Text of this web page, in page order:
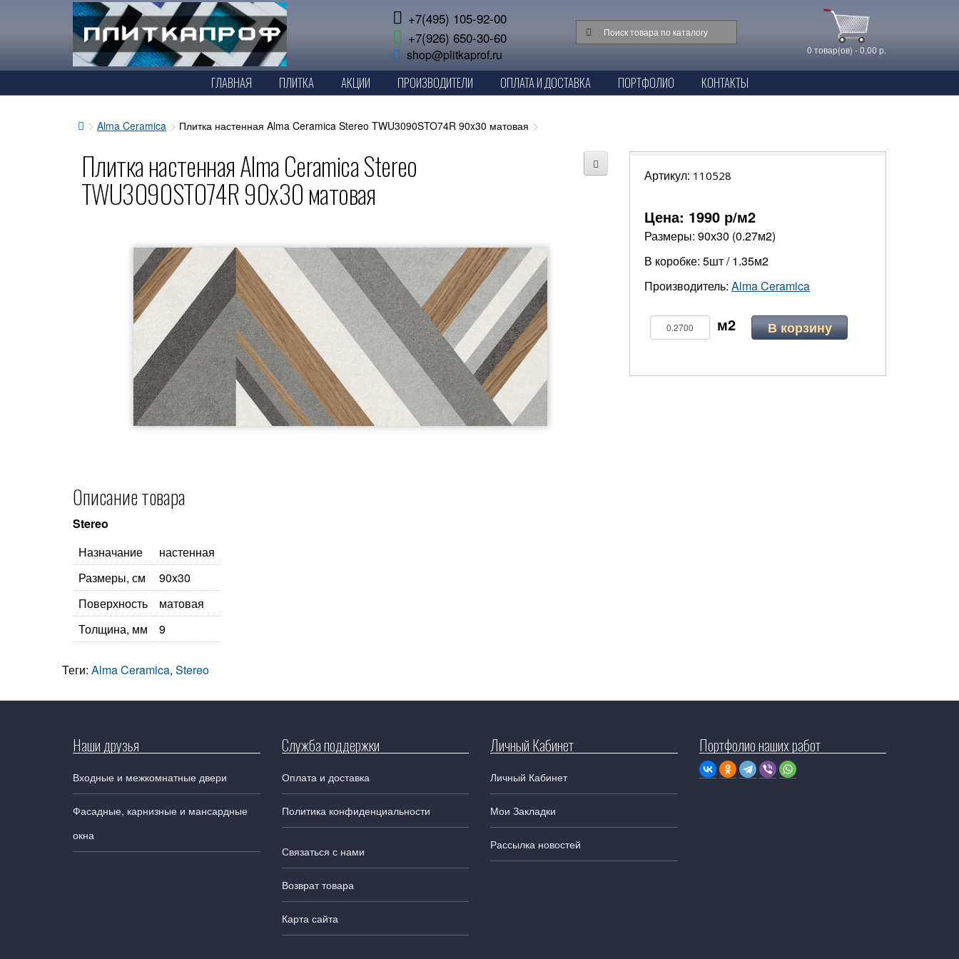
+7(495) 105-92-00
+7(926) 650-30-60
shop@plitkaprof.ru 0 товар(ов) - 0,00 р.
ГЛАВНАЯ ПЛИТКА АКЦИИ ПРОИЗВОДИТЕЛИ ОПЛАТА И ДОСТАВКА ПОРТФОЛИО КОНТАКТЫ
Alma Ceramica Плитка настенная Alma Ceramica Stereo TWU3090STO74R 90x30 матовая
Плитка настенная Alma Ceramica Stereo
TWU3090STO74R 90x30 матовая
Описание товара
Stereo
Назначание
настенная
Размеры, см
90x30
Поверхность
матовая
Толщина, мм
9
Артикул: 110528
Цена: 1990 р/м2
Размеры: 90х30 (0.27м2)
В коробке: 5шт / 1.35м2
Производитель: Alma Ceramica
В корзину
Теги: Alma Ceramica, Stereo
Наши друзья
Входные и межкомнатные двери
Фасадные, карнизные и мансардные
окна
Служба поддержки
Оплата и доставка
Политика конфиденциальности
Связаться с нами
Возврат товара
Карта сайта
Личный Кабинет
Личный Кабинет
Мои Закладки
Рассылка новостей
Портфолио наших работ